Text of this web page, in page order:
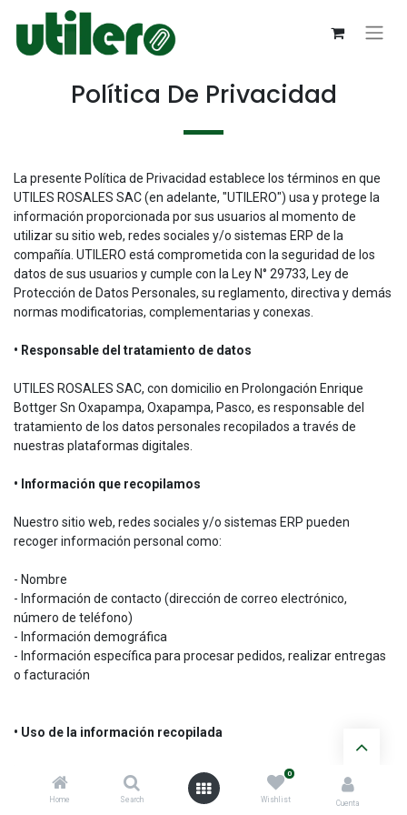
Home Search
0
Wishlist Cuenta
Política De Privacidad
La presente Política de Privacidad establece los términos en que
UTILES ROSALES SAC (en adelante, "UTILERO") usa y protege la
información proporcionada por sus usuarios al momento de
utilizar su sitio web, redes sociales y/o sistemas ERP de la
compañía. UTILERO está comprometida con la seguridad de los
datos de sus usuarios y cumple con la Ley N° 29733, Ley de
Protección de Datos Personales, su reglamento, directiva y demás
normas modificatorias, complementarias y conexas.
• Responsable del tratamiento de datos
UTILES ROSALES SAC, con domicilio en Prolongación Enrique
Bottger Sn Oxapampa, Oxapampa, Pasco, es responsable del
tratamiento de los datos personales recopilados a través de
nuestras plataformas digitales.
• Información que recopilamos
Nuestro sitio web, redes sociales y/o sistemas ERP pueden
recoger información personal como:
- Nombre
- Información de contacto (dirección de correo electrónico,
número de teléfono)
- Información demográfica
- Información específica para procesar pedidos, realizar entregas
o facturación
• Uso de la información recopilada
La información recopilada se utiliza para:
- Proporcionar y mejorar nuestros servicios